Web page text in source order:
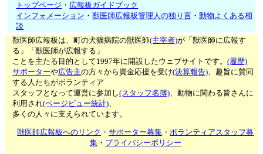
トップページ ・ 広報板ガイドブック
インフォメーション ・獣医師広報板管理人の独り言 ・動物よくある相
談
獣医師広報板は、町の犬猫病院の獣医師(主宰者)が「獣医師に広報す
る」「獣医師が広報する」
ことを主たる目的として1997年に開設したウェブサイトです。(履歴)
サポーターや広告主の方々から資金応援を受け(決算報告)、趣旨に賛同
する人たちがボランティア
スタッフとなって運営に参加し(スタッフ名簿)、動物に関わる皆さんに
利用され(ページビュー統計)、
多くの人々に支えられています。
獣医師広報板へのリンク ・サポーター募集 ・ボランティアスタッフ募
集・ プライバシーポリシー